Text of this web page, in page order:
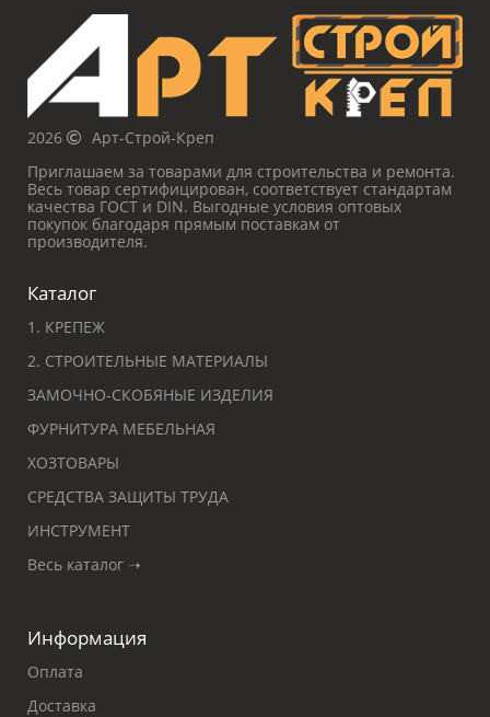
2026
Арт-Строй-Креп
Приглашаем за товарами для строительства и ремонта.
Весь товар сертифицирован, соответствует стандартам
качества ГОСТ и DIN. Выгодные условия оптовых
покупок благодаря прямым поставкам от
производителя.
Каталог
1. КРЕПЕЖ
2. СТРОИТЕЛЬНЫЕ МАТЕРИАЛЫ
ЗАМОЧНО-СКОБЯНЫЕ ИЗДЕЛИЯ
ФУРНИТУРА МЕБЕЛЬНАЯ
ХОЗТОВАРЫ
СРЕДСТВА ЗАЩИТЫ ТРУДА
ИНСТРУМЕНТ
Весь каталог ➝
Информация
Оплата
Доставка